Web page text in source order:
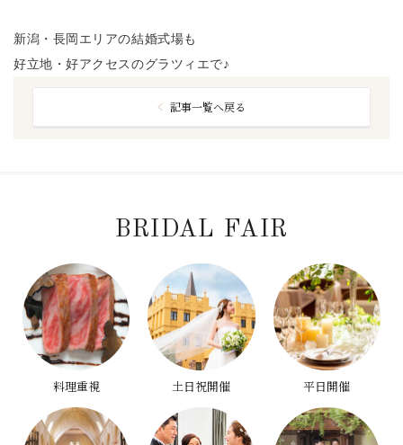
新潟・長岡エリアの結婚式場も
好立地・好アクセスのグラツィエで♪
記事一覧へ戻る
BRIDAL FAIR
料理重視 土日祝開催 平日開催